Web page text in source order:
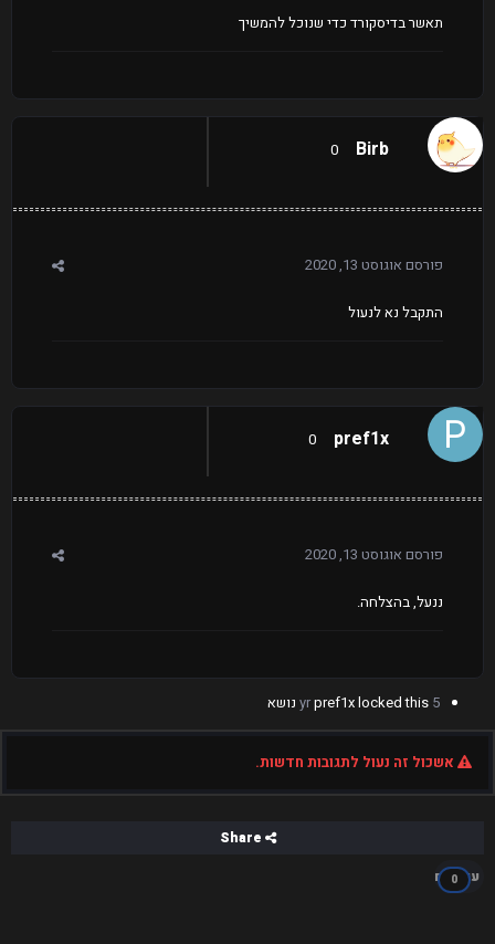
תאשר בדיסקורד כדי שנוכל להמשיך
Birb
0
פורסם אוגוסט 13, 2020
התקבל נא לנעול
pref1x
0
פורסם אוגוסט 13, 2020
ננעל, בהצלחה.
5 yr
pref1xlocked this נושא
אשכול זה נעול לתגובות חדשות.
עוקבים
0